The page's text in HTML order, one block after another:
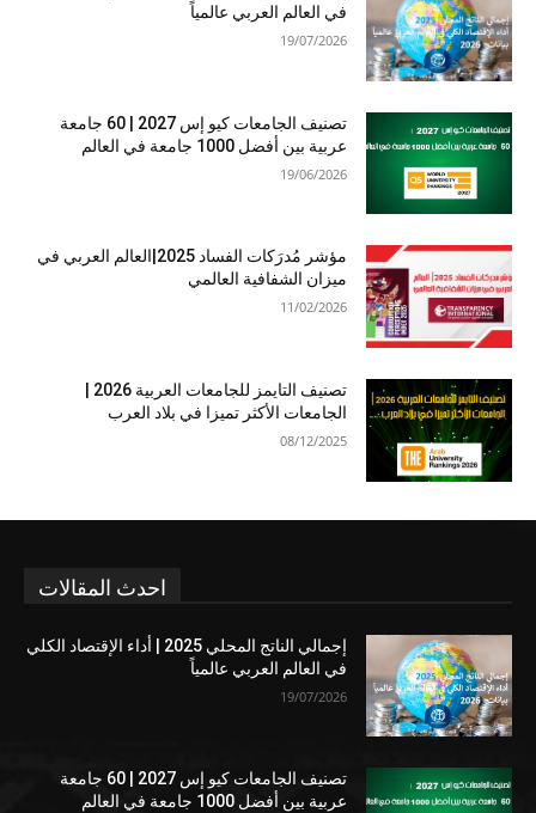
في العالم العربي عالمياً
19/07/2026
تصنيف الجامعات كيو إس 2027 | 60 جامعة
عربية بين أفضل 1000 جامعة في العالم
19/06/2026
مؤشر مُدرَكات الفساد 2025|العالم العربي في
ميزان الشفافية العالمي
11/02/2026
الجامعات الأكثر تميزا في بلاد العرب
08/12/2025
احدث المقالات
إجمالي الناتج المحلي 2025 | أداء الإقتصاد الكلي
في العالم العربي عالمياً
19/07/2026
تصنيف الجامعات كيو إس 2027 | 60 جامعة
عربية بين أفضل 1000 جامعة في العالم